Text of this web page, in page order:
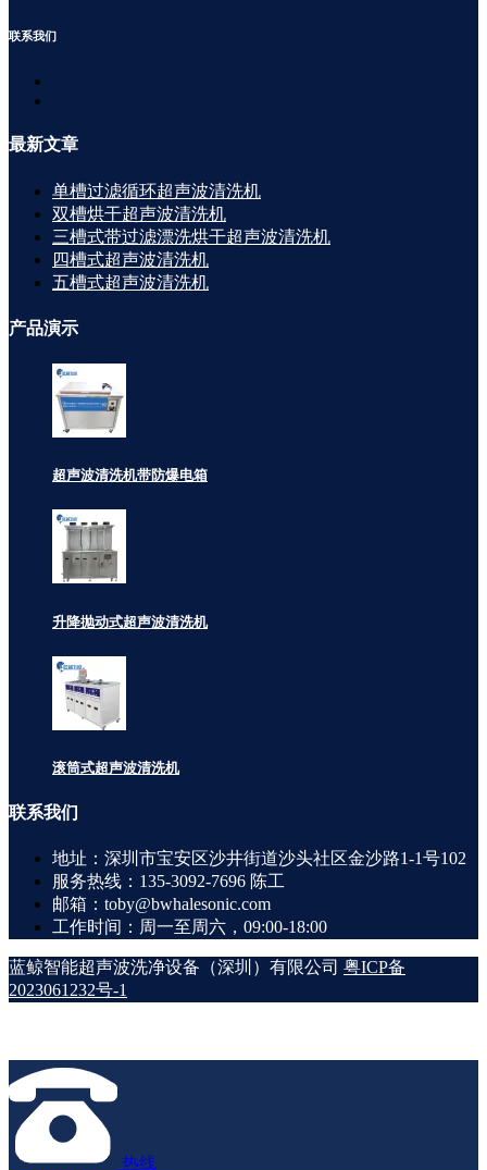
联系我们
最新文章
单槽过滤循环超声波清洗机
双槽烘干超声波清洗机
三槽式带过滤漂洗烘干超声波清洗机
四槽式超声波清洗机
五槽式超声波清洗机
产品演示
超声波清洗机带防爆电箱
升降抛动式超声波清洗机
滚筒式超声波清洗机
联系我们
地址：深圳市宝安区沙井街道沙头社区金沙路1-1号102
服务热线：135-3092-7696 陈工
邮箱：toby@bwhalesonic.com
工作时间：周一至周六，09:00-18:00
蓝鲸智能超声波洗净设备（深圳）有限公司 粤ICP备
2023061232号-1
热线